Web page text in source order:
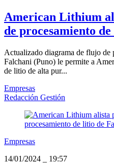
American Lithium
de procesamiento
Actualizado diagrama de flujo de
Falchani (Puno) le permite a
de litio de alta pur...
Empresas
Redacción Gestión
Empresas
14/01/2024
19:57